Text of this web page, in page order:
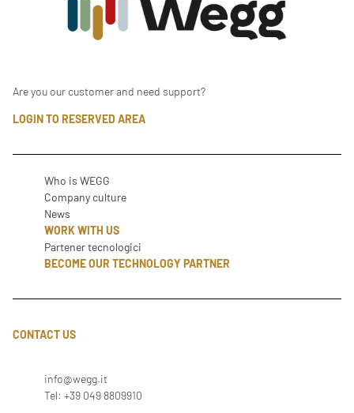
Are you our customer and need support?
LOGIN TO RESERVED AREA
Who is WEGG
Company culture
News
WORK WITH US
Partener tecnologici
BECOME OUR TECHNOLOGY PARTNER
CONTACT US
info@wegg.it
Tel: +39 049 8809910